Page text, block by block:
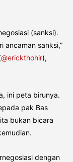
(sanksi).
ancaman sanksi,”
@erickthohir),
ini peta birunya.
pak Bas
bukan bicara
dengan